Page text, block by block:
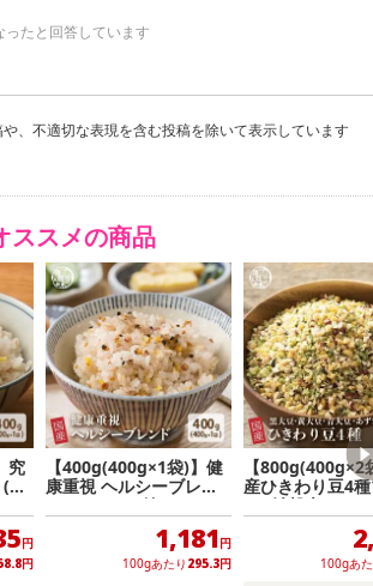
たと回答しています
、不適切な表現を含む投稿を除いて表示しています
ススメの商品
究
チ
円
円
【400g(400g×1袋)】健
康重視 ヘルシーブレン
ド (チャック付き)
1,181 円
100gあたり 295.3円
【800g(400g×2
産ひきわり豆4
ド (雑穀米・チ
100gあ